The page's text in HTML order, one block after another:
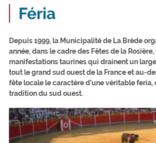
Féria
Depuis 1999, la Municipalité de La Brède
année, dans le cadre des Fêtes de la Rosière,
manifestations taurines qui drainent un
tout le grand sud ouest de la France et au-
fête locale le caractère d’une véritable feria,
tradition du sud ouest.